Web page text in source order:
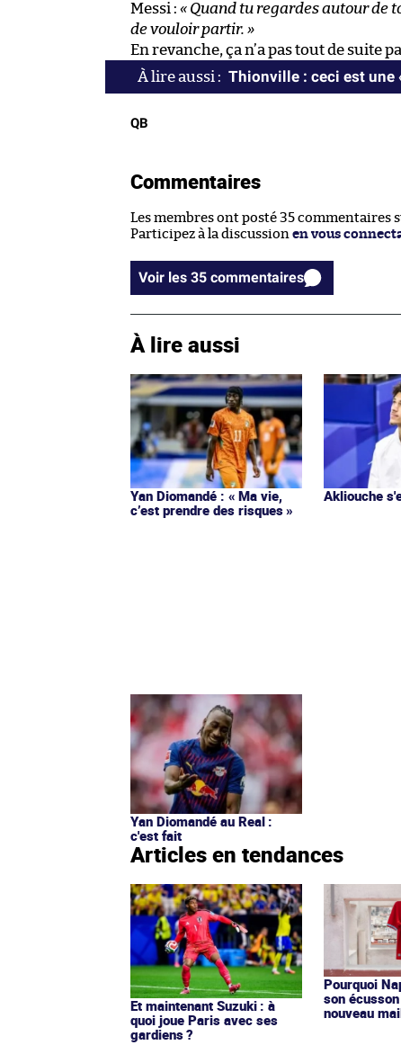
Messi : « Quand tu regardes autour de
de vouloir partir. »
En revanche, ça n’a pas tout de suite
Thionville : ceci est une
QB
Commentaires
Les membres ont posté 35 commentaires
Participez à la discussion en vous
Voir les 35 commentaires
À lire aussi
Yan Diomandé : « Ma vie,
c’est prendre des risques »
Akliouche
Yan Diomandé au Real :
c'est fait
Articles en tendances
Et maintenant Suzuki : à
quoi joue Paris avec ses
gardiens ?
Pourquoi
son
nouveau